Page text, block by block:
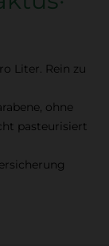
Liter. Rein zu
ohne
pasteurisiert